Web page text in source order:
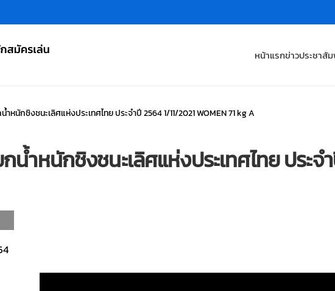
หน้าแรกข่าวประชาสั
หนักชิงชนะเลิศแห่งประเทศไทย ประจำปี 2564 1/11/2021 WOMEN 71 kg A
น้ำหนักชิงชนะเลิศแห่งประเทศไทย ประจำ